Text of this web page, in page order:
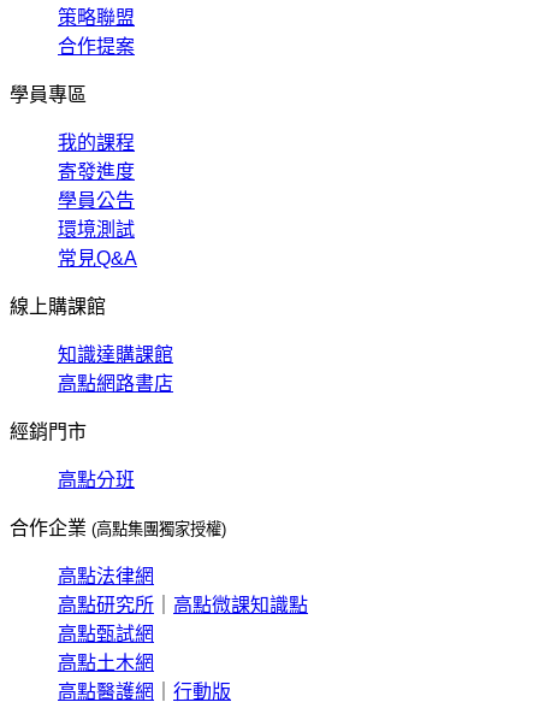
策略聯盟
合作提案
學員專區
我的課程
寄發進度
學員公告
環境測試
常見Q&A
線上購課館
知識達購課館
高點網路書店
經銷門市
高點分班
合作企業 (高點集團獨家授權)
高點法律網
高點研究所
高點微課知識點
高點甄試網
高點土木網
高點醫護網
行動版